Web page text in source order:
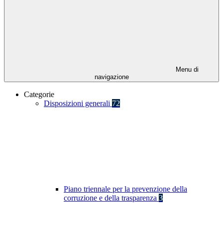
Menu di
navigazione
Categorie
Disposizioni generali 72
Piano triennale per la prevenzione della
corruzione e della trasparenza 3